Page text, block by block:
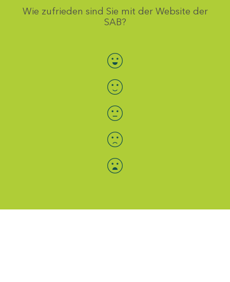
Wie zufrieden sind Sie mit der Website der
SAB?
Bewertung auswählen